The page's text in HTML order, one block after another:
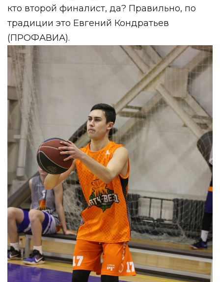
кто второй финалист, да? Правильно, по
традиции это Евгений Кондратьев
(ПРОФАВИА).